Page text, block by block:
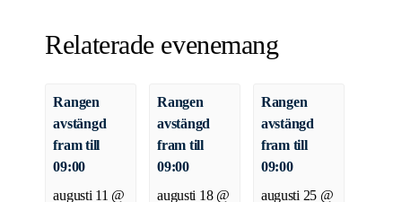
Relaterade evenemang
Rangen
avstängd
fram till
09:00
augusti 11 @
Rangen
avstängd
fram till
09:00
augusti 18 @
Rangen
avstängd
fram till
09:00
augusti 25 @